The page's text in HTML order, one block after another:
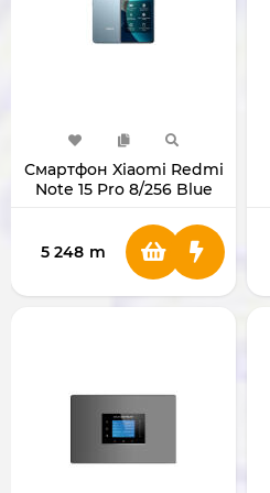
Смартфон Xiaomi Redmi
Note 15 Pro 8/256 Blue
5 248 m